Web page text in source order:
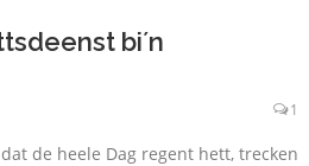
bi´n
1
dat de heele Dag regent hett, trecken